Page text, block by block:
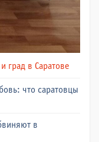
град в Саратове
что саратовцы
в